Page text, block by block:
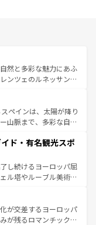
然と多彩な魅力にあふ
ンツェのルネッサンス
やアマルフィ海岸の絶
光の合間には、本場の
料理を堪能することも
ない旅をしてみよう！
ペインは、太陽が降り
山脈まで、多彩な自然
フラメンコ、熱気あふ
生活の一部となってい
囲気や、バルセロナの
古代ローマ遺跡や中世
なるスペインはその個
魅了する。 なお、新着のスペイン情報は コ
ド・有名観光スポ
し続けるヨーロッパ屈
ル塔やルーブル美術館
麗な宮殿、歴史的な大
自然が、訪れる者を心
食の国としても知ら
が交差するヨーロッパ
が残るロマンチック街